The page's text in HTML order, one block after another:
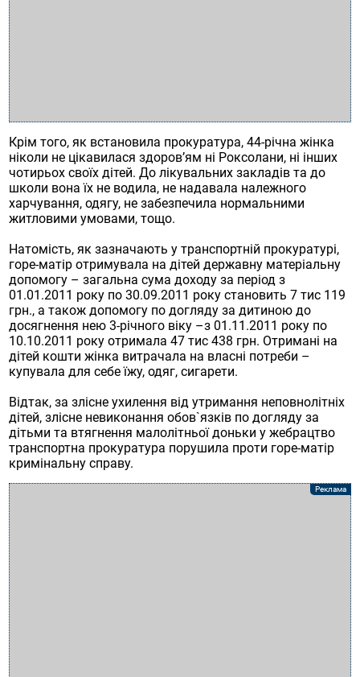
Крім того, як встановила прокуратура, 44-річна жінка
ніколи не цікавилася здоров’ям ні Роксолани, ні інших
чотирьох своїх дітей. До лікувальних закладів та до
школи вона їх не водила, не надавала належного
харчування, одягу, не забезпечила нормальними
житловими умовами, тощо.
Натомість, як зазначають у транспортній прокуратурі,
горе-матір отримувала на дітей державну матеріальну
допомогу – загальна сума доходу за період з
01.01.2011 року по 30.09.2011 року становить 7 тис 119
грн., а також допомогу по догляду за дитиною до
досягнення нею 3-річного віку –з 01.11.2011 року по
10.10.2011 року отримала 47 тис 438 грн. Отримані на
дітей кошти жінка витрачала на власні потреби –
купувала для себе їжу, одяг, сигарети.
Відтак, за злісне ухилення від утримання неповнолітніх
дітей, злісне невиконання обов`язків по догляду за
дітьми та втягнення малолітньої доньки у жебрацтво
транспортна прокуратура порушила проти горе-матір
кримінальну справу.